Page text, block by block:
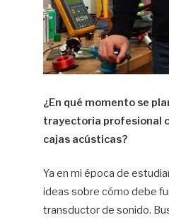
¿En qué momento se
trayectoria profesional
cajas acústicas?
Ya en mi época de
ideas sobre cómo debe
transductor de sonido.